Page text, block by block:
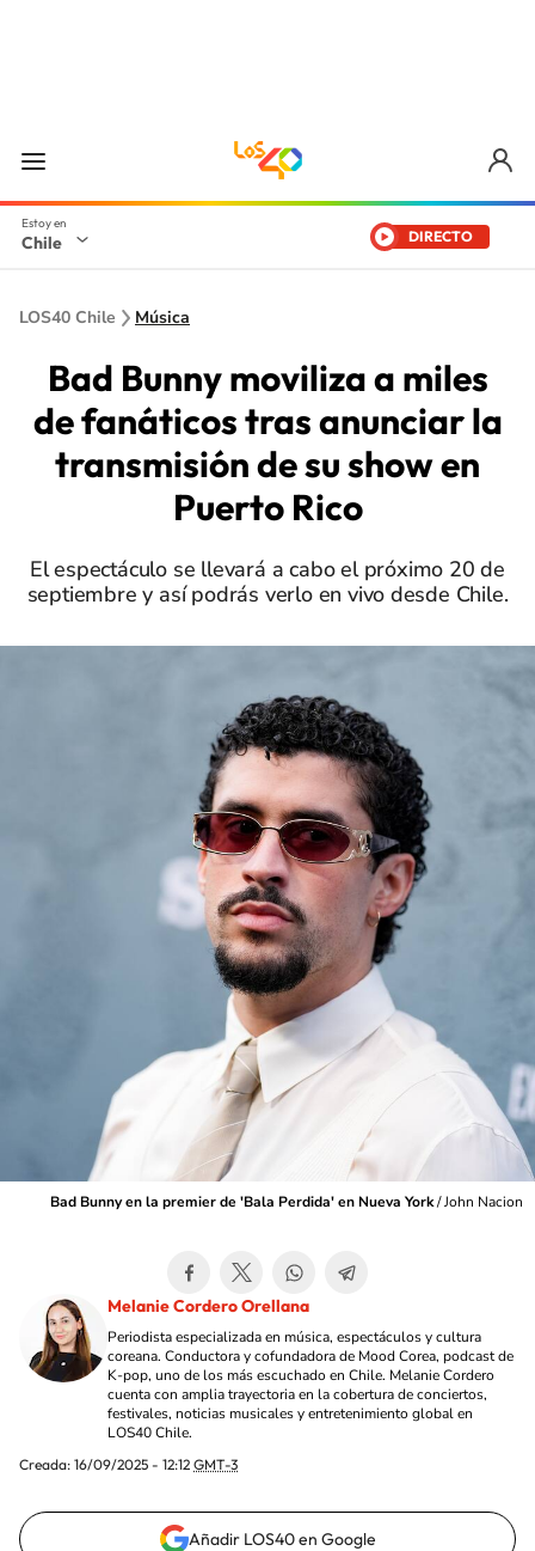
Chile DIRECTO
LOS40 Chile Música
Bad Bunny moviliza a miles
de fanáticos tras anunciar la
transmisión de su show en
Puerto Rico
El espectáculo se llevará a cabo el próximo 20 de
septiembre y así podrás verlo en vivo desde Chile.
Bad Bunny en la premier de 'Bala Perdida' en Nueva York/John Nacion
Melanie Cordero Orellana
Periodista especializada en música, espectáculos y cultura
coreana. Conductora y cofundadora de Mood Corea, podcast de
K-pop, uno de los más escuchado en Chile. Melanie Cordero
cuenta con amplia trayectoria en la cobertura de conciertos,
festivales, noticias musicales y entretenimiento global en
LOS40 Chile.
Creada: 16/09/2025 - 12:12 GMT-3
Añadir LOS40 en Google